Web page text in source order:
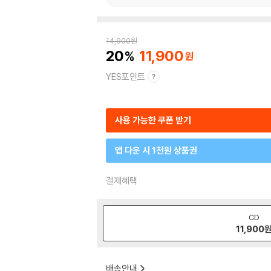
14,900원
20 11,900
YES포인트
사용 가능한 쿠폰 받기
앱 다운 시 1천원 상품권
결제혜택
CD
11,900원
배송안내